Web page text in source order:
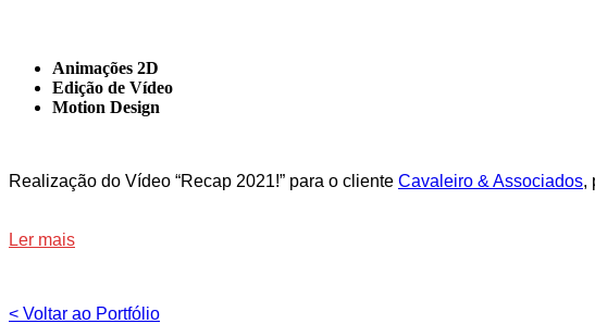
Animações 2D
Edição de Vídeo
Motion Design
Realização do Vídeo “Recap 2021!” para o cliente Cavaleiro & Associados,
Ler mais
< Voltar ao Portfólio